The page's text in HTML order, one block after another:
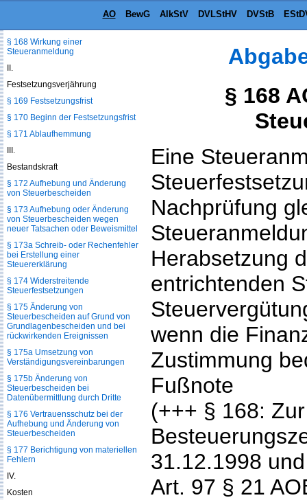
AO BewG AlkStV DVLStHV DVStB
§ 168
Eine
Nachprüfung
Herabsetzung
entrichtenden
wenn die
Zustimmung
Fußnote
(+++ § 168:
31.12.1998
Art. 97 § 21
Verwendung von Steuerzeichen
§ 168 Wirkung einer
Steueranmeldung
II.
Festsetzungsverjährung
§ 169 Festsetzungsfrist
§ 170 Beginn der Festsetzungsfrist
§ 171 Ablaufhemmung
III.
Bestandskraft
§ 172 Aufhebung und Änderung
von Steuerbescheiden
§ 173 Aufhebung oder Änderung
von Steuerbescheiden wegen
neuer Tatsachen oder Beweismittel
§ 173a Schreib- oder Rechenfehler
bei Erstellung einer
Steuererklärung
§ 174 Widerstreitende
Steuerfestsetzungen
§ 175 Änderung von
Steuerbescheiden auf Grund von
Grundlagenbescheiden und bei
rückwirkenden Ereignissen
§ 175a Umsetzung von
Verständigungsvereinbarungen
§ 175b Änderung von
Steuerbescheiden bei
Datenübermittlung durch Dritte
§ 176 Vertrauensschutz bei der
Aufhebung und Änderung von
Steuerbescheiden
§ 177 Berichtigung von materiellen
Fehlern
IV.
Kosten